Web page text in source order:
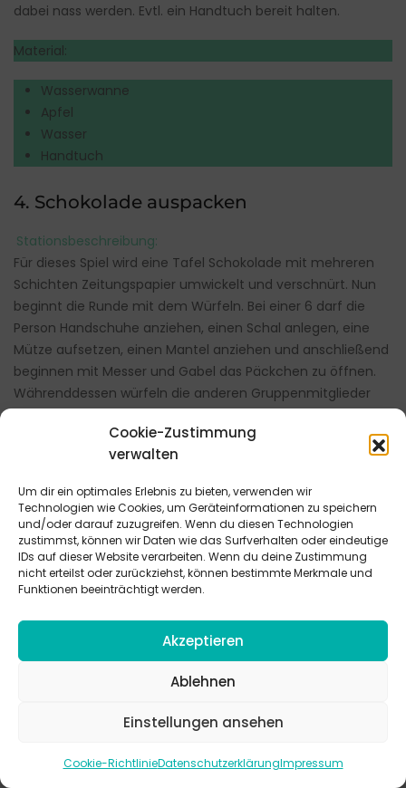
Cookie-Zustimmung
verwalten
Um dir ein optimales Erlebnis zu bieten, verwenden wir
Technologien wie Cookies, um Geräteinformationen zu speichern
und/oder darauf zuzugreifen. Wenn du diesen Technologien
zustimmst, können wir Daten wie das Surfverhalten oder eindeutige
IDs auf dieser Website verarbeiten. Wenn du deine Zustimmung
nicht erteilst oder zurückziehst, können bestimmte Merkmale und
Funktionen beeinträchtigt werden.
Akzeptieren
Ablehnen
Einstellungen ansehen
Cookie-RichtlinieDatenschutzerklärungImpressum
dabei nass werden. Evtl. ein Handtuch bereit halten.
Material:
Wasserwanne
Apfel
Wasser
Handtuch
4. Schokolade auspacken
Stationsbeschreibung:
Für dieses Spiel wird eine Tafel Schokolade mit mehreren
Schichten Zeitungspapier umwickelt und verschnürt. Nun
beginnt die Runde mit dem Würfeln. Bei einer 6 darf die
Person Handschuhe anziehen, einen Schal anlegen, eine
Mütze aufsetzen, einen Mantel anziehen und anschließend
beginnen mit Messer und Gabel das Päckchen zu öffnen.
Währenddessen würfeln die anderen Gruppenmitglieder
weiter. Sobald eine neue 6 gewürfelt wurde darf diese
Person mit Messer und Gabel auspacken. Natürlich erst,
wenn Handschuhe, Schal, Mütze und Mantel angezogen
mal die Schokolade zum Vorschein kommen. Und nach
vielen weiteren Runden ist diese mit Messer und Gabel
aufgegessen.
Material:
Tafel Schokolade
Verpackungsmaterial
Schal